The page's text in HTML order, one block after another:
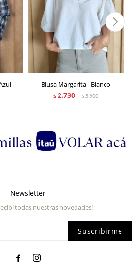
Blusa Margarita - Blanco
$ 2.730 $3.900
Newsletter
todas nuestras novedades!
Suscribirme
 